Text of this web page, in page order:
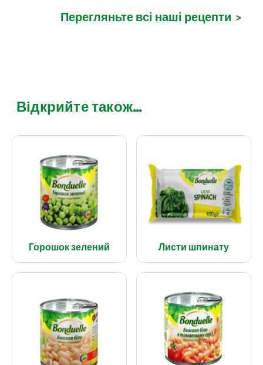
Перегляньте всі наші рецепти >
Відкрийте також...
Горошок зелений Листи шпинату